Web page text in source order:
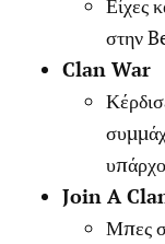
Είχες
στην
Clan War
Join A
Μπες